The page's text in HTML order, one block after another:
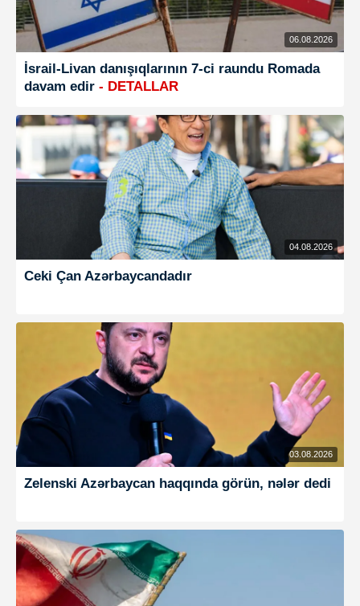
06.08.2026
İsrail-Livan danışıqlarının 7-ci raundu Romada
davam edir - DETALLAR
04.08.2026
Ceki Çan Azərbaycandadır
03.08.2026
Zelenski Azərbaycan haqqında görün, nələr dedi